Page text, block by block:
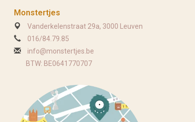
Monstertjes
Vanderkelenstraat 29a, 3000 Leuven
016/84.79.85
info@monstertjes.be
BTW: BE0641770707